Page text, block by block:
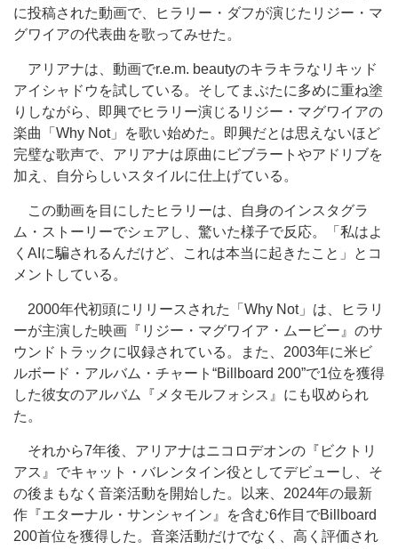
に投稿された動画で、ヒラリー・ダフが演じたリジー・マ
グワイアの代表曲を歌ってみせた。
アリアナは、動画でr.e.m. beautyのキラキラなリキッド
アイシャドウを試している。そしてまぶたに多めに重ね塗
りしながら、即興でヒラリー演じるリジー・マグワイアの
楽曲「Why Not」を歌い始めた。即興だとは思えないほど
完璧な歌声で、アリアナは原曲にビブラートやアドリブを
加え、自分らしいスタイルに仕上げている。
この動画を目にしたヒラリーは、自身のインスタグラ
ム・ストーリーでシェアし、驚いた様子で反応。「私はよ
くAIに騙されるんだけど、これは本当に起きたこと」とコ
メントしている。
2000年代初頭にリリースされた「Why Not」は、ヒラリ
ーが主演した映画『リジー・マグワイア・ムービー』のサ
ウンドトラックに収録されている。また、2003年に米ビ
ルボード・アルバム・チャート“Billboard 200”で1位を獲得
した彼女のアルバム『メタモルフォシス』にも収められ
た。
それから7年後、アリアナはニコロデオンの『ビクトリ
アス』でキャット・バレンタイン役としてデビューし、そ
の後まもなく音楽活動を開始した。以来、2024年の最新
作『エターナル・サンシャイン』を含む6作目でBillboard
200首位を獲得した。音楽活動だけでなく、高く評価され